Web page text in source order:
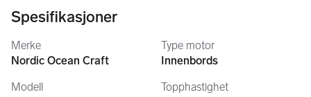
Vi har ikke tid eller evne til å gjøre denne jobben selv så derav
den lave prisen.
Spesifikasjoner
Merke
Nordic Ocean Craft
Modell
Type motor
Innenbords
Topphastighet